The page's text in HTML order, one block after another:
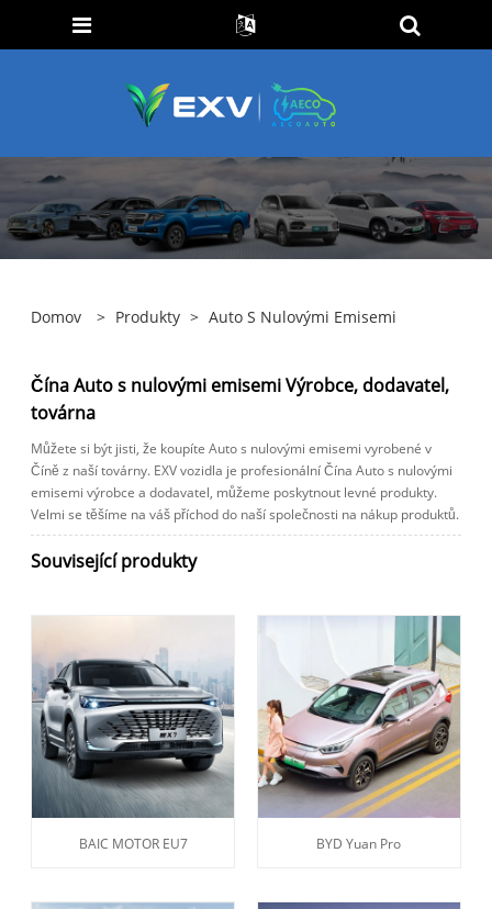
Domov > Produkty > Auto S Nulovými Emisemi
Čína Auto s nulovými emisemi Výrobce, dodavatel,
továrna
Můžete si být jisti, že koupíte Auto s nulovými emisemi vyrobené v
Číně z naší továrny. EXV vozidla je profesionální Čína Auto s nulovými
emisemi výrobce a dodavatel, můžeme poskytnout levné produkty.
Velmi se těšíme na váš příchod do naší společnosti na nákup produktů.
Související produkty
BAIC MOTOR EU7 BYD Yuan Pro